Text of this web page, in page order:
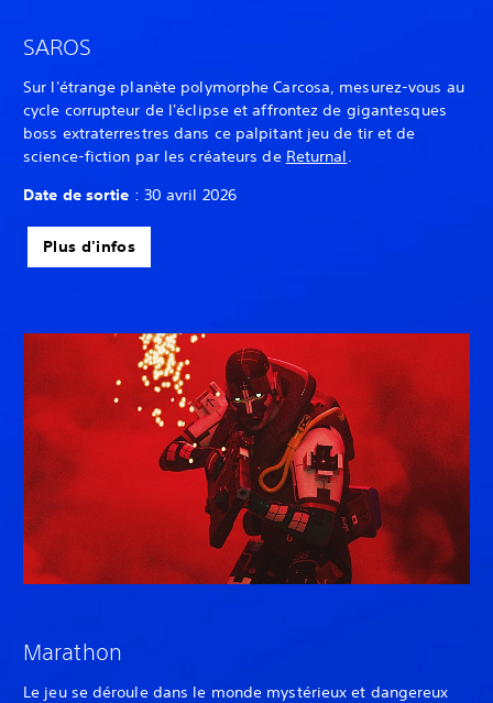
SAROS
Sur l'étrange planète polymorphe Carcosa, mesurez-vous au
cycle corrupteur de l'éclipse et affrontez de gigantesques
boss extraterrestres dans ce palpitant jeu de tir et de
science-fiction par les créateurs de Returnal
Date de sortie : 30 avril 2026
Plus d'infos
Marathon
Le jeu se déroule dans le monde mystérieux et dangereux